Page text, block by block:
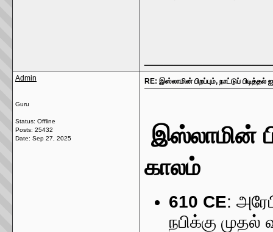
Admin
Guru
Status: Offline
Posts: 25432
Date: Sep 27, 2025
RE: இஸ்லாமின் பிறப்பும், நாட்டுப்
இஸ்லாமின்
காலம்
610 CE:
நபிக்கு